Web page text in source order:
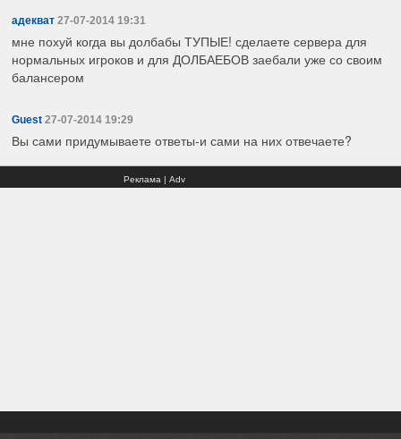
адекват 27-07-2014 19:31
мне похуй когда вы долбабы ТУПЫЕ! сделаете сервера для
нормальных игроков и для ДОЛБАЕБОВ заебали уже со своим
балансером
Guest 27-07-2014 19:29
Вы сами придумываете ответы-и сами на них отвечаете?
Реклама | Adv